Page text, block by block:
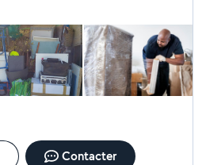
Contacter